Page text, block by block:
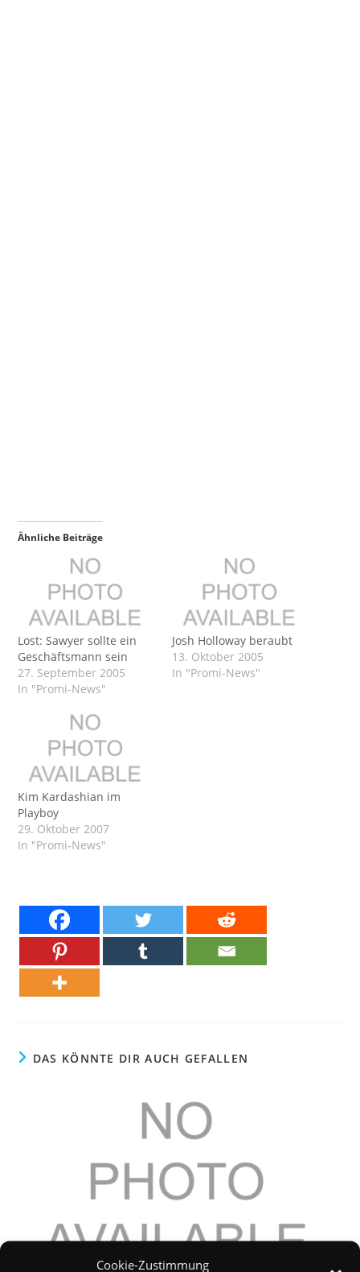
Cookie-Zustimmung
Ähnliche Beiträge
Lost: Sawyer sollte ein
Geschäftsmann sein
27. September 2005
In "Promi-News"
Josh Holloway beraubt
13. Oktober 2005
In "Promi-News"
Kim Kardashian im
Playboy
29. Oktober 2007
In "Promi-News"
DAS KÖNNTE DIR AUCH GEFALLEN